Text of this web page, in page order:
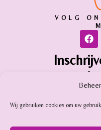
Wij gebruiken cookies om uw
VOLG